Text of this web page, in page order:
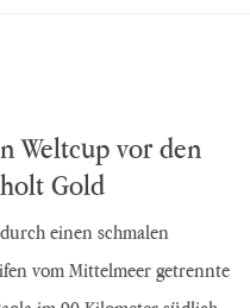
Weltcup vor den
Gold
einen schmalen
vom Mittelmeer getrennte